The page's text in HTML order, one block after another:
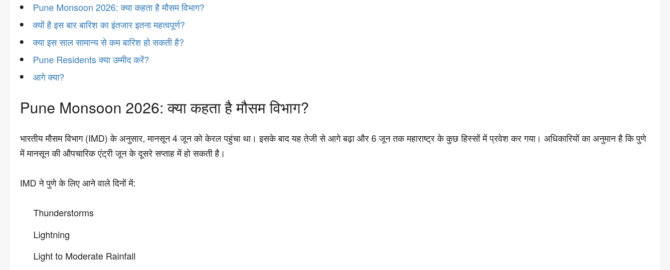
Pune Monsoon 2026: क्या कहता है मौसम विभाग?
क्यों है इस बार बारिश का इंतजार इतना महत्वपूर्ण?
क्या इस साल सामान्य से कम बारिश हो सकती है?
Pune Residents क्या उम्मीद करें?
आगे क्या?
Pune Monsoon 2026: क्या कहता है मौसम विभाग?
भारतीय मौसम विभाग (IMD) के अनुसार, मानसून 4 जून को केरल पहुंचा था। इसके बाद यह तेजी से आगे बढ़ा और 6 जून तक महाराष्ट्र के कुछ हिस्सों में प्रवेश कर गया। अधिकारियों का अनुमान है कि पुणे
में मानसून की औपचारिक एंट्री जून के दूसरे सप्ताह में हो सकती है।
IMD ने पुणे के लिए आने वाले दिनों में:
Thunderstorms
Lightning
Light to Moderate Rainfall